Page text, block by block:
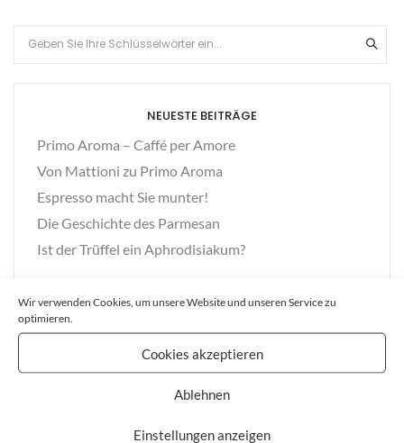
Wir verwenden Cookies, um unsere Website und unseren Service zu
optimieren.
Cookies akzeptieren
Ablehnen
Einstellungen anzeigen
NEUESTE BEITRÄGE
Primo Aroma – Caffé per Amore
Von Mattioni zu Primo Aroma
Espresso macht Sie munter!
Die Geschichte des Parmesan
Ist der Trüffel ein Aphrodisiakum?
NEUESTE KOMMENTARE